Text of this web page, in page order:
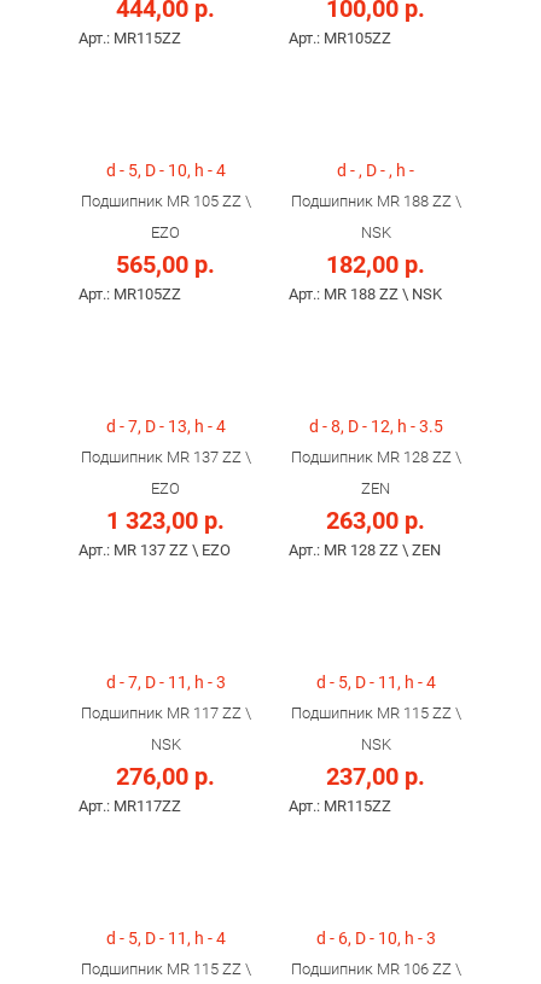
444,00 р.
Арт.: MR115ZZ
100,00 р.
Арт.: MR105ZZ
d - 5, D - 10, h - 4
Подшипник MR 105 ZZ \
EZO
565,00 р.
Арт.: MR105ZZ
d - , D - , h -
Подшипник MR 188 ZZ \
NSK
182,00 р.
Арт.: MR 188 ZZ \ NSK
d - 7, D - 13, h - 4
Подшипник MR 137 ZZ \
EZO
1 323,00 р.
Арт.: MR 137 ZZ \ EZO
d - 8, D - 12, h - 3.5
Подшипник MR 128 ZZ \
ZEN
263,00 р.
Арт.: MR 128 ZZ \ ZEN
d - 7, D - 11, h - 3
Подшипник MR 117 ZZ \
NSK
276,00 р.
Арт.: MR117ZZ
d - 5, D - 11, h - 4
Подшипник MR 115 ZZ \
NSK
237,00 р.
Арт.: MR115ZZ
d - 5, D - 11, h - 4
Подшипник MR 115 ZZ \
d - 6, D - 10, h - 3
Подшипник MR 106 ZZ \